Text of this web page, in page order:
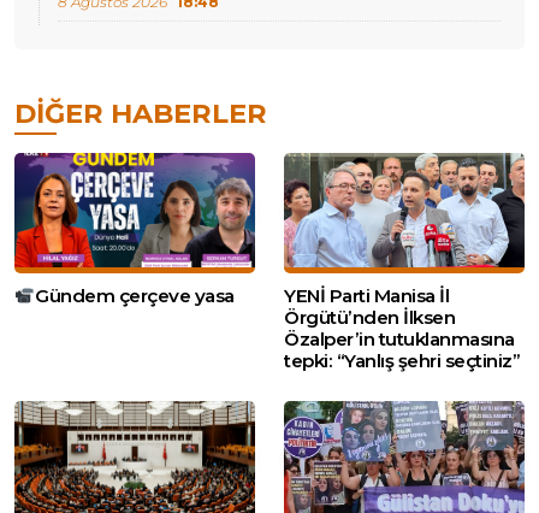
DIĞER HABERLER
Gündem çerçeve yasa
YENİ Parti Manisa İl
Örgütü’nden İlksen
Özalper’in tutuklanmasına
tepki: “Yanlış şehri seçtiniz”